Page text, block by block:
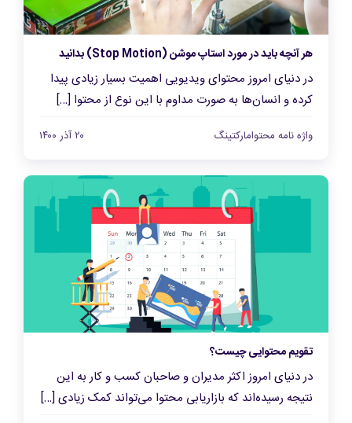
هر آنچه باید در مورد استاپ موشن (Stop Motion) بدانید
در دنیای امروز محتوای ویدیویی اهمیت بسیار زیادی پیدا
کرده و انسان‌ها به صورت مداوم با این نوع از محتوا […]
واژه نامه محتوامارکتینگ ۲۰ آذر ۱۴۰۰
تقویم محتوایی چیست؟
در دنیای امروز اکثر مدیران و صاحبان کسب و کار به این
نتیجه رسیده‌اند که بازاریابی محتوا می‌تواند کمک زیادی […]